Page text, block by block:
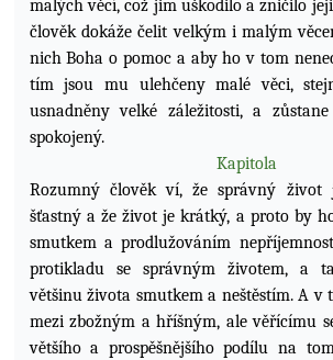
malých věcí, což jim uškodilo a zničilo
člověk dokáže čelit velkým i malým
nich Boha o pomoc a aby ho v tom
tím jsou mu ulehčeny malé věci,
usnadněny velké záležitosti, a
spokojený.
Kapitola
Rozumný člověk ví, že správný
šťastný a že život je krátký, a proto by
smutkem a prodlužováním
protikladu se správným životem, a
většinu života smutkem a neštěstím. A v
mezi zbožným a hříšným, ale věřícímu
většího a prospěšnějšího podílu na